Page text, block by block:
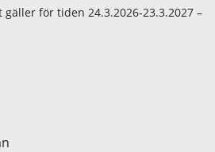
gäller för tiden 24.3.2026-23.3.2027 –